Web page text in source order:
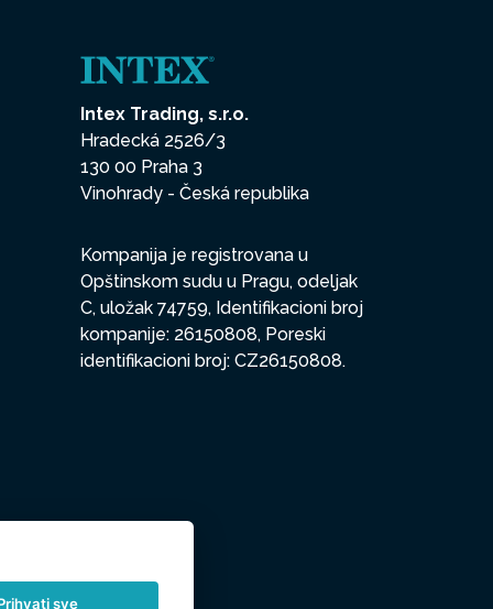
Intex Trading, s.r.o.
Hradecká 2526/3
130 00 Praha 3
Vinohrady - Česká republika
Kompanija je registrovana u
Opštinskom sudu u Pragu, odeljak
C, uložak 74759, Identifikacioni broj
kompanije: 26150808, Poreski
identifikacioni broj: CZ26150808.
sve